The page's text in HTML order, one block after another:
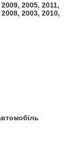
2005, 2011,
2003, 2010,